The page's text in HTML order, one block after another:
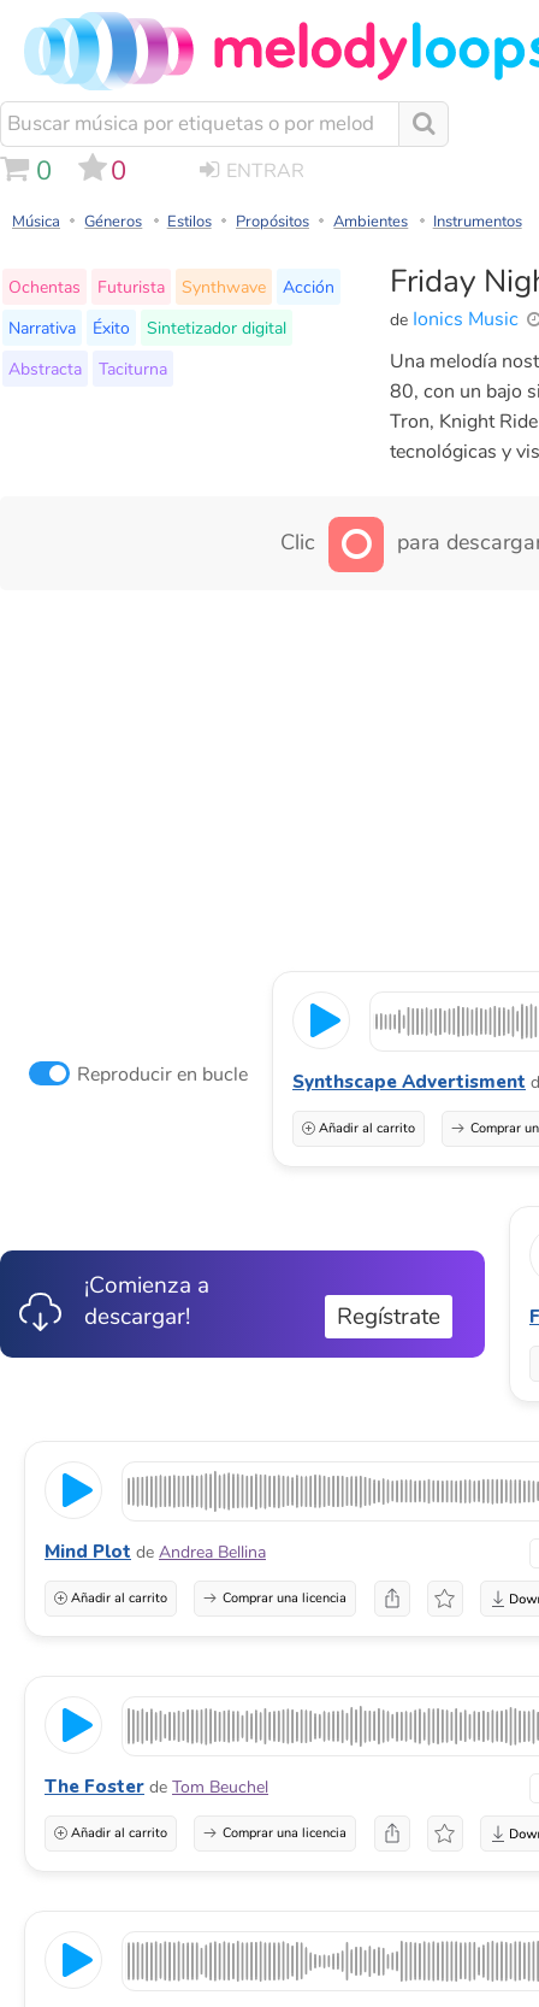
0 0 ENTRAR
Música Géneros Estilos Propósitos Ambientes Instrumentos
Friday
de Ionics Music
Ochentas Futurista Synthwave
Acción
Narrativa
Éxito
Sintetizador digital
Abstracta
Taciturna
Una melodía
80, con un bajo
Tron, Knight
tecnológicas y
Clic para
Reproducir en bucle Synthscape Advertisment
Añadir al carrito Comprar
¡Comienza a
descargar!
Regístrate
Mind Plot de Andrea Bellina
Añadir al carrito Comprar una licencia
The Foster de Tom Beuchel
Añadir al carrito Comprar una licencia